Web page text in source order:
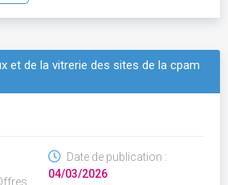
et de la vitrerie des sites de la cpam
Date de publication :
04/03/2026